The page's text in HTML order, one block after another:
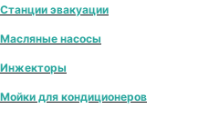
Станции эвакуации
Масляные насосы
Инжекторы
Мойки для кондиционеров